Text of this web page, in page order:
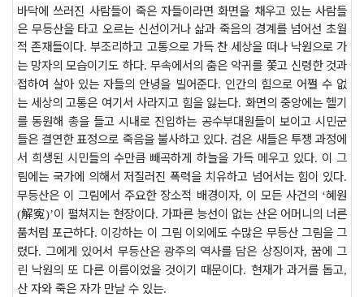
바닥에 쓰러진 사람들이 죽은 자들이라면 화면을 채우고 있는 사람들
은 무등산을 타고 오르는 신선이거나 삶과 죽음의 경계를 넘어선 초월
적 존재들이다.부조리하고 고통으로 가득 찬 세상을 떠나 낙원으로 가
는 망자의 모습이기도 하다. 무속에서의 춤은 악귀를 쫓고 신령한 것과
접하여 살아 있는 자들의 안녕을 빌어준다. 인간의 힘으로 어쩔 수 없
는 세상의 고통은 여기서 사라지고 힘을 잃는다. 화면의 중앙에는 헬기
를 동원해 총을 들고 시내로 진입하는 공수부대원들이 보이고 시민군
들은 결연한 표정으로 죽음을 불사하고 있다. 검은 새들은 투쟁 과정에
서 희생된 시민들의 수만큼 빼곡하게 하늘을 가득 메우고 있다. 이 그
림에는 국가에 의해서 저질러진 폭력을 치유하고 넘어서는 힘이 있다.
무등산은 이 그림에서 주요한 장소적 배경이자, 이 모든 사건의 ‘혜원
(解寃)’이 펼쳐지는 현장이다. 가파른 능선이 없는 산은 어머니의 너른
품처럼 포근하다. 이강하는 이 그림 이외에도 수많은 무등산 그림을 그
렸다. 그에게 있어서 무등산은 광주의 역사를 담은 상징이자, 꿈에 그
린 낙원의 또 다른 이름이었을 것이기 때문이다. 현재가 과거를 돕고,
산 자와 죽은 자가 만날 수 있는.